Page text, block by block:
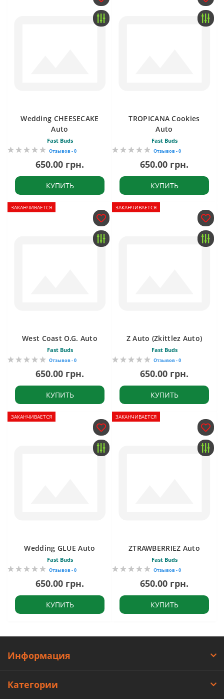
Wedding CHEESECAKE
Auto
Fast Buds
Отзывов - 0
650.00 грн.
КУПИТЬ
TROPICANA Cookies
Auto
Fast Buds
Отзывов - 0
650.00 грн.
КУПИТЬ
ЗАКАНЧИВАЕТСЯ
West Coast O.G. Auto
Fast Buds
Отзывов - 0
650.00 грн.
КУПИТЬ
ЗАКАНЧИВАЕТСЯ
Z Auto (Zkittlez Auto)
Fast Buds
Отзывов - 0
650.00 грн.
КУПИТЬ
ЗАКАНЧИВАЕТСЯ
Wedding GLUE Auto
Fast Buds
Отзывов - 0
650.00 грн.
КУПИТЬ
ЗАКАНЧИВАЕТСЯ
ZTRAWBERRIEZ Auto
Fast Buds
Отзывов - 0
650.00 грн.
КУПИТЬ
Информация
Категории